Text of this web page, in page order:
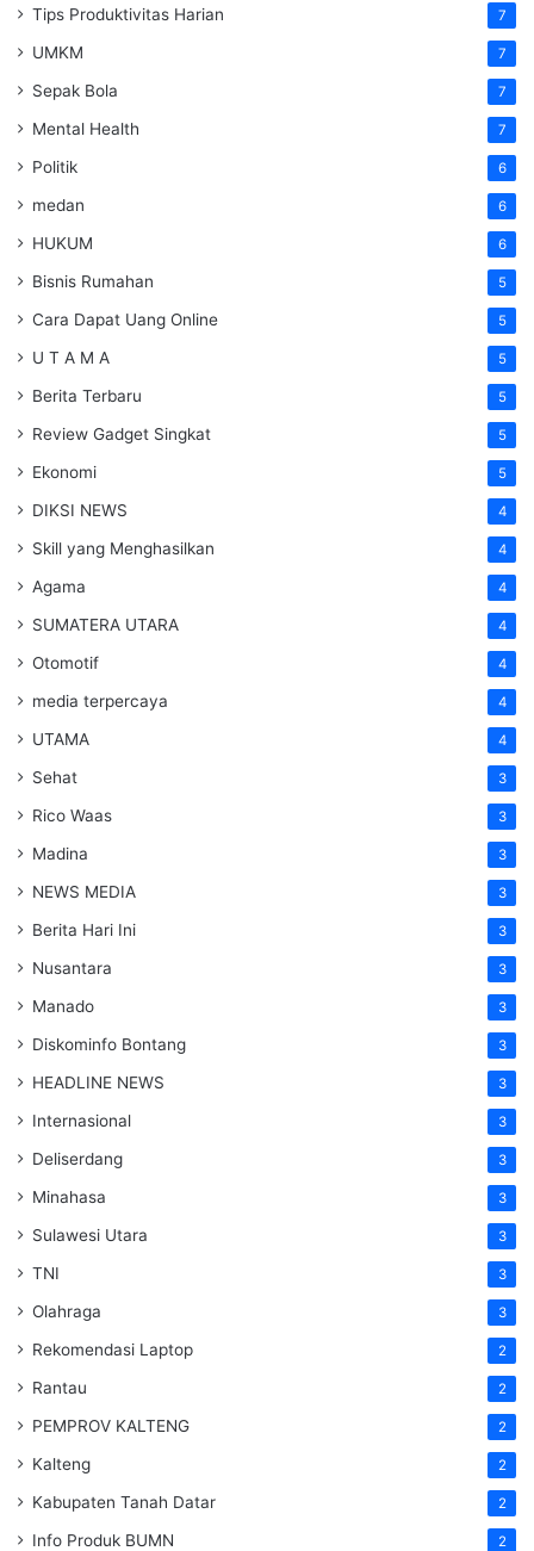
Tips Produktivitas Harian 7
UMKM 7
Sepak Bola 7
Mental Health 7
Politik 6
medan 6
HUKUM 6
Bisnis Rumahan 5
Cara Dapat Uang Online 5
U T A M A 5
Berita Terbaru 5
Review Gadget Singkat 5
Ekonomi 5
DIKSI NEWS 4
Skill yang Menghasilkan 4
Agama 4
SUMATERA UTARA 4
Otomotif 4
media terpercaya 4
UTAMA 4
Sehat 3
Rico Waas 3
Madina 3
NEWS MEDIA 3
Berita Hari Ini 3
Nusantara 3
Manado 3
Diskominfo Bontang 3
HEADLINE NEWS 3
Internasional 3
Deliserdang 3
Minahasa 3
Sulawesi Utara 3
TNI 3
Olahraga 3
Rekomendasi Laptop 2
Rantau 2
PEMPROV KALTENG 2
Kalteng 2
Kabupaten Tanah Datar 2
Info Produk BUMN 2